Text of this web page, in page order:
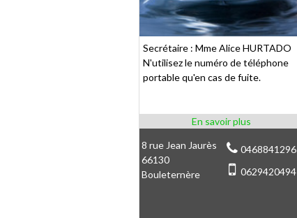
Secrétaire : Mme Alice HURTADO
N'utilisez le numéro de téléphone
portable qu'en cas de fuite.
8 rue Jean Jaurès
66130
Bouleternère
0468841296
0629420494